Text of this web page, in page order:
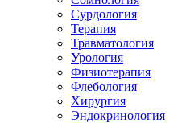
Сурдология
Терапия
Травматология
Урология
Физиотерапия
Флебология
Хирургия
Эндокринология